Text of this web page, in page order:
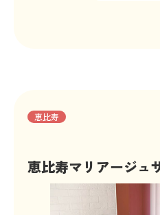
恵比寿
恵比寿マリアージュ